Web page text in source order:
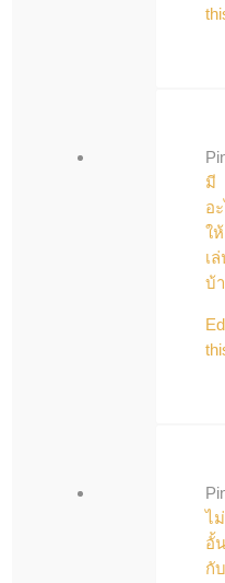
มี
อ
ให้
เ
บ้
ไม่
อั้น
กับ